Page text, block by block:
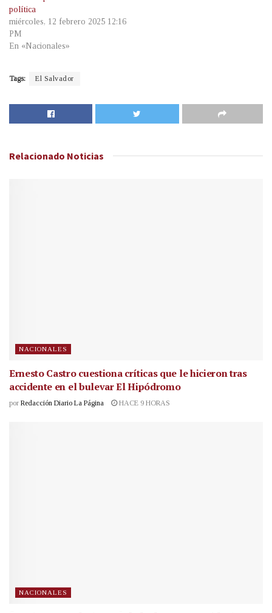
política
miércoles, 12 febrero 2025 12:16
PM
En «Nacionales»
Tags: El Salvador
Relacionado Noticias
NACIONALES
Ernesto Castro cuestiona críticas que le hicieron tras
accidente en el bulevar El Hipódromo
por Redacción Diario La Página HACE 9 HORAS
NACIONALES